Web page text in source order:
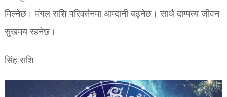
मिल्नेछ। मंगल राशि परिवर्तनमा आम्दानी बढ्नेछ। साथै दाम्पत्य जीवन
सुखमय रहनेछ।
सिंह राशि